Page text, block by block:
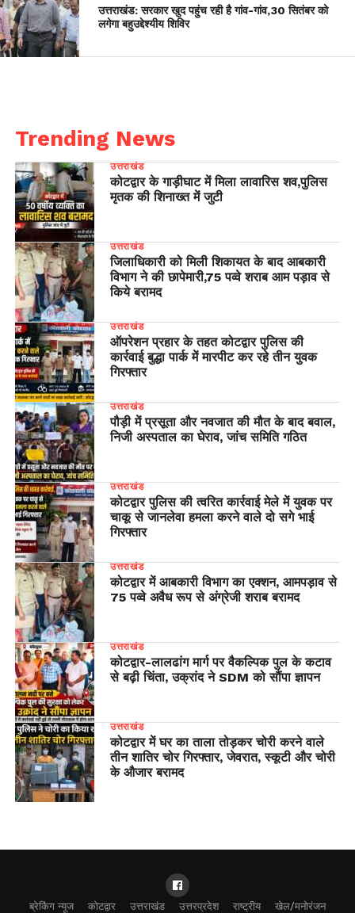
उत्तराखंड: सरकार खुद पहुंच रही है गांव-गांव,30 सितंबर को
लगेगा बहुउद्देश्यीय शिविर
Trending News
उत्तराखंड
कोटद्वार के गाड़ीघाट में मिला लावारिस शव,पुलिस
मृतक की शिनाख्त में जुटी
उत्तराखंड
जिलाधिकारी को मिली शिकायत के बाद आबकारी
विभाग ने की छापेमारी,75 पव्वे शराब आम पड़ाव से
किये बरामद
उत्तराखंड
ऑपरेशन प्रहार के तहत कोटद्वार पुलिस की
कार्रवाई बुद्धा पार्क में मारपीट कर रहे तीन युवक
गिरफ्तार
उत्तराखंड
पौड़ी में प्रसूता और नवजात की मौत के बाद बवाल,
निजी अस्पताल का घेराव, जांच समिति गठित
उत्तराखंड
कोटद्वार पुलिस की त्वरित कार्रवाई मेले में युवक पर
चाकू से जानलेवा हमला करने वाले दो सगे भाई
गिरफ्तार
उत्तराखंड
कोटद्वार में आबकारी विभाग का एक्शन, आमपड़ाव से
75 पव्वे अवैध रूप से अंग्रेजी शराब बरामद
उत्तराखंड
​कोटद्वार-लालढांग मार्ग पर वैकल्पिक पुल के कटाव
से बढ़ी चिंता, उक्रांद ने SDM को सौंपा ज्ञापन
उत्तराखंड
कोटद्वार में घर का ताला तोड़कर चोरी करने वाले
तीन शातिर चोर गिरफ्तार, जेवरात, स्कूटी और चोरी
के औजार बरामद
ब्रेकिंग न्यूज कोटद्वार उत्तराखंड उत्तरप्रदेश राष्ट्रीय खेल/मनोरंजन